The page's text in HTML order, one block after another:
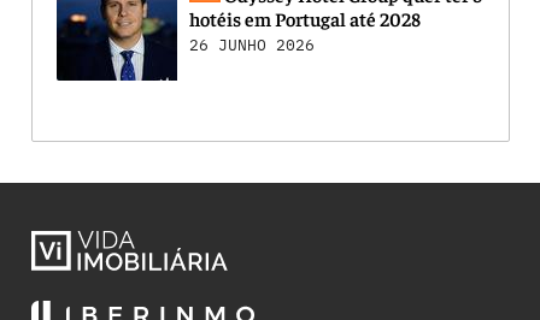
hotéis em Portugal até 2028
26 JUNHO 2026